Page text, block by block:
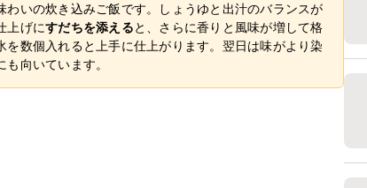
わいの炊き込みご飯です。しょうゆと出汁のバランスが
上げにすだちを添えると、さらに香りと風味が増して格
数個入れると上手に仕上がります。翌日は味がより染
向いています。